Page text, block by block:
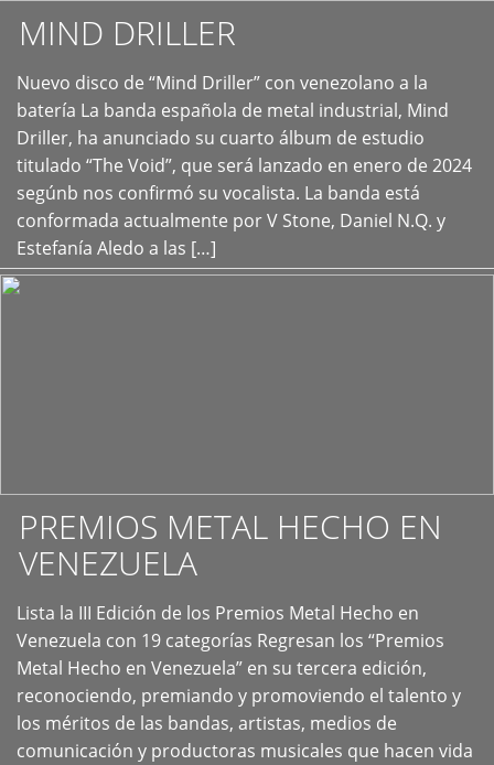
MIND DRILLER
Nuevo disco de “Mind Driller” con venezolano a la
batería La banda española de metal industrial, Mind
Driller, ha anunciado su cuarto álbum de estudio
titulado “The Void”, que será lanzado en enero de 2024
segúnb nos confirmó su vocalista. La banda está
conformada actualmente por V Stone, Daniel N.Q. y
Estefanía Aledo a las […]
+
PREMIOS METAL HECHO EN
VENEZUELA
Lista la III Edición de los Premios Metal Hecho en
Venezuela con 19 categorías Regresan los “Premios
Metal Hecho en Venezuela” en su tercera edición,
reconociendo, premiando y promoviendo el talento y
los méritos de las bandas, artistas, medios de
comunicación y productoras musicales que hacen vida
+